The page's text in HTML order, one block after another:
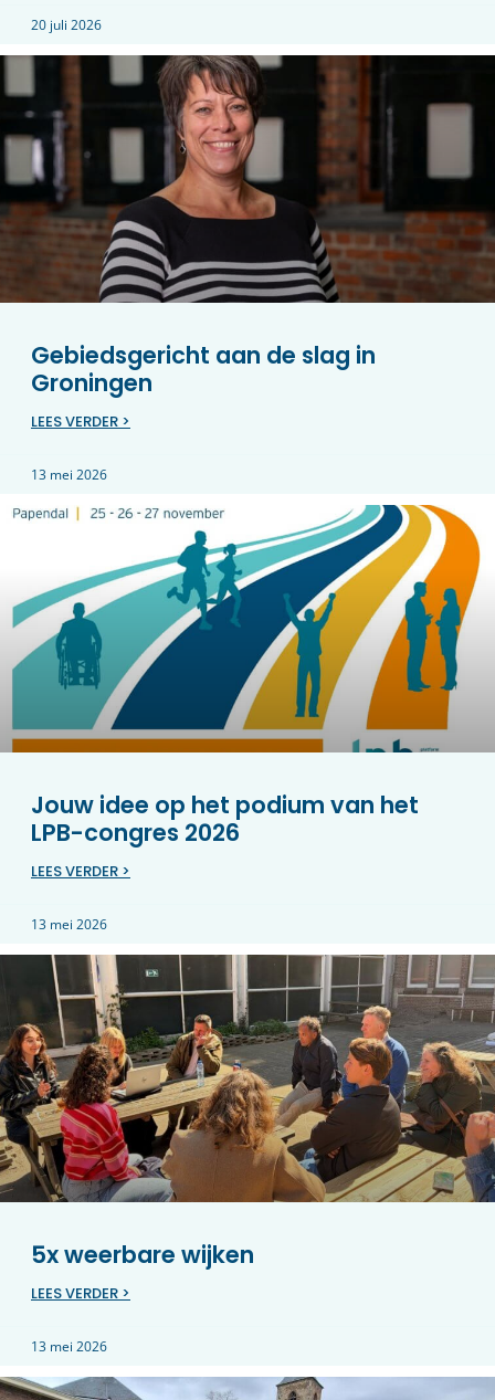
20 juli 2026
Gebiedsgericht aan de slag in
Groningen
LEES VERDER >
13 mei 2026
Jouw idee op het podium van het
LPB-congres 2026
LEES VERDER >
13 mei 2026
5x weerbare wijken
LEES VERDER >
13 mei 2026